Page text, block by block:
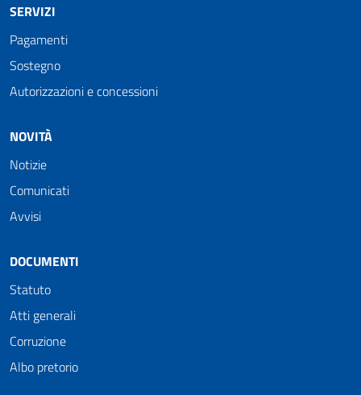
SERVIZI
Pagamenti
Sostegno
Autorizzazioni e concessioni
NOVITÀ
Notizie
Comunicati
Avvisi
DOCUMENTI
Statuto
Atti generali
Corruzione
Albo pretorio